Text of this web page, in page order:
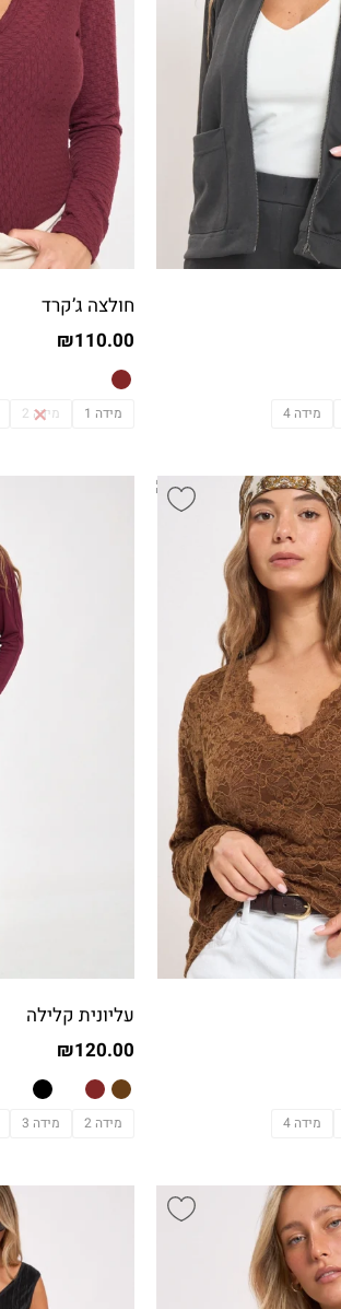
מידה 4
חולצה ג’קרד
₪110.00
מידה 1 מידה 2
מידה 4
עליונית קלילה
₪120.00
מידה 2 מידה 3